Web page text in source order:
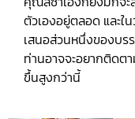
ตัวเองอยู่ตลอด และใ
เสนอส่วนหนึ่งของบร
ท่านอาจจะอยากติดต
ขึ้นสูงกว่านี้